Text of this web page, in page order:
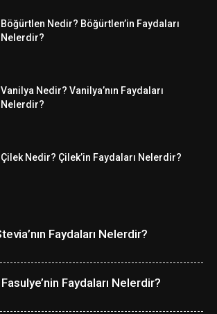
Böğürtlen Nedir? Böğürtlen’in Faydaları
Nelerdir?
Vanilya Nedir? Vanilya’nın Faydaları
Nelerdir?
Çilek Nedir? Çilek’in Faydaları Nelerdir?
Faydaları Nelerdir?
Faydaları Nelerdir?